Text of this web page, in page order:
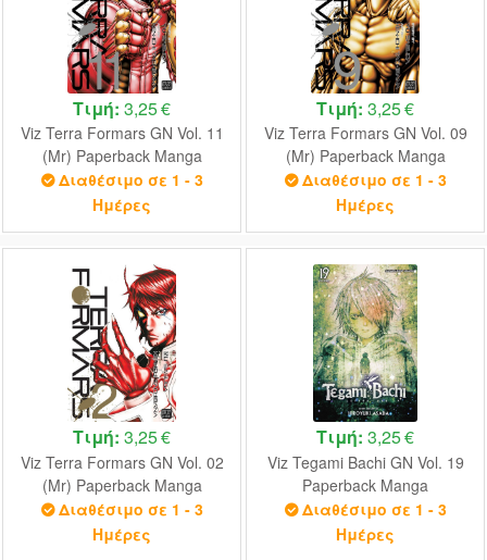
Τιμή: 3,25 €
Viz Terra Formars GN Vol. 11
(Mr) Paperback Manga
Διαθέσιμο σε 1 - 3
Ημέρες
Τιμή: 3,25 €
Viz Terra Formars GN Vol. 09
(Mr) Paperback Manga
Διαθέσιμο σε 1 - 3
Ημέρες
Τιμή: 3,25 €
Viz Terra Formars GN Vol. 02
(Mr) Paperback Manga
Διαθέσιμο σε 1 - 3
Ημέρες
Τιμή: 3,25 €
Viz Tegami Bachi GN Vol. 19
Paperback Manga
Διαθέσιμο σε 1 - 3
Ημέρες